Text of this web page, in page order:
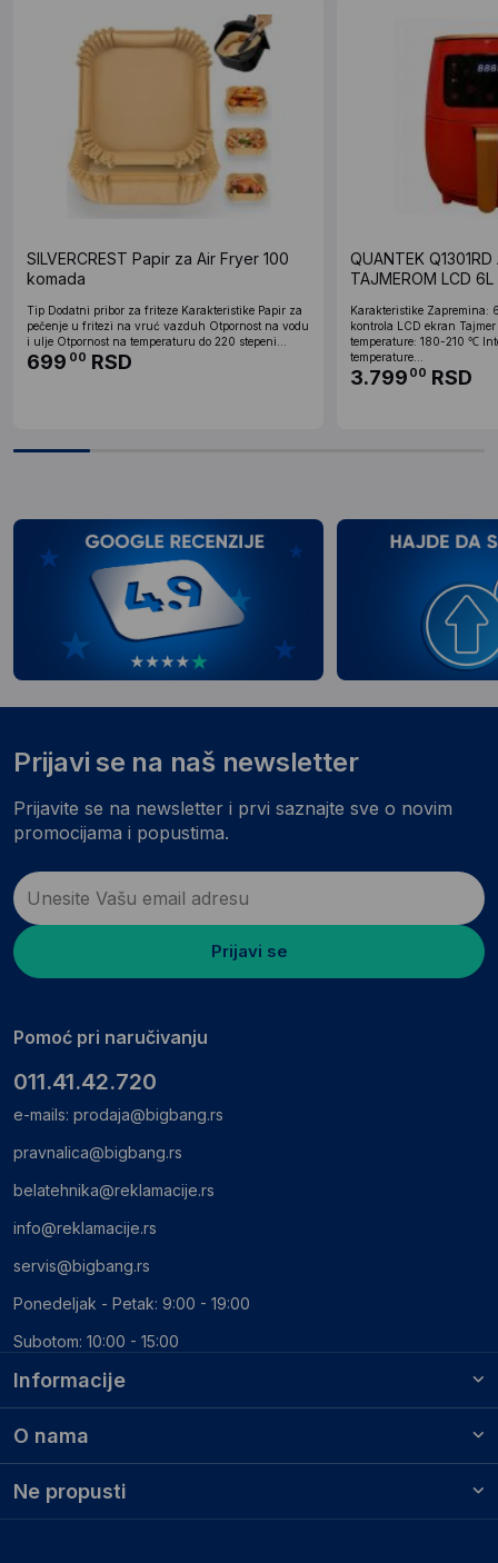
SILVERCREST Papir za Air Fryer 100
komada
Tip Dodatni pribor za friteze Karakteristike Papir za
pečenje u fritezi na vruć vazduh Otpornost na vodu
i ulje Otpornost na temperaturu do 220 stepeni...
699 00 RSD
QUANTEK Q1301RD
TAJMEROM LCD
Karakteristike Zapremina:
kontrola LCD ekran
temperature: 180-210 ℃
temperature...
3.799 00 RSD
Informacije
O nama
Ne propusti
Prijavi se na naš newsletter
Prijavite se na newsletter i prvi saznajte sve o novim
promocijama i popustima.
Prijavi se
Pomoć pri naručivanju
011.41.42.720
e-mails: prodaja@bigbang.rs
pravnalica@bigbang.rs
belatehnika@reklamacije.rs
info@reklamacije.rs
servis@bigbang.rs
Ponedeljak - Petak: 9:00 - 19:00
Subotom: 10:00 - 15:00